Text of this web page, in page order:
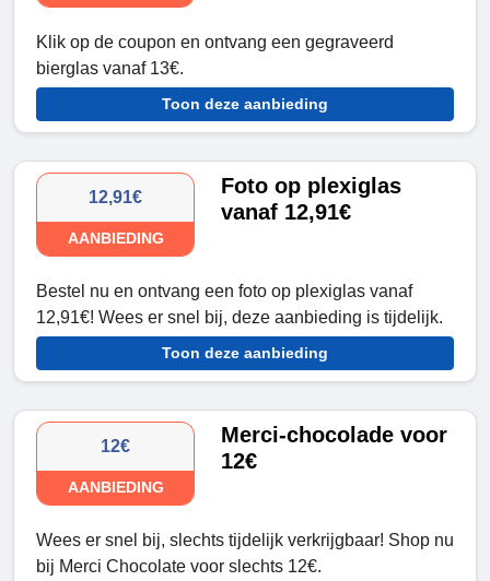
Klik op de coupon en ontvang een gegraveerd
bierglas vanaf 13€.
Toon deze aanbieding
12,91€
AANBIEDING
Foto op plexiglas
vanaf 12,91€
Bestel nu en ontvang een foto op plexiglas vanaf
12,91€! Wees er snel bij, deze aanbieding is tijdelijk.
Toon deze aanbieding
12€
AANBIEDING
Merci-chocolade voor
12€
Wees er snel bij, slechts tijdelijk verkrijgbaar! Shop nu
bij Merci Chocolate voor slechts 12€.